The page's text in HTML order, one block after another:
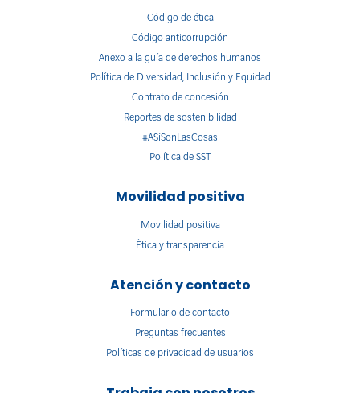
Código de ética
Código anticorrupción
Anexo a la guía de derechos humanos
Política de Diversidad, Inclusión y Equidad
Contrato de concesión
Reportes de sostenibilidad
#ASíSonLasCosas
Política de SST
Movilidad positiva
Movilidad positiva
Ética y transparencia
Atención y contacto
Formulario de contacto
Preguntas frecuentes
Políticas de privacidad de usuarios